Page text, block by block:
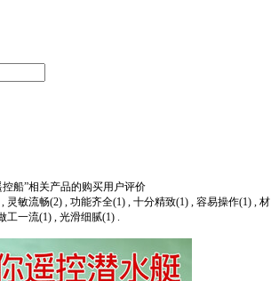
船”相关产品的购买用户评价
灵敏流畅(2) , 功能齐全(1) , 十分精致(1) , 容易操作(1) , 材
工一流(1) , 光滑细腻(1) .